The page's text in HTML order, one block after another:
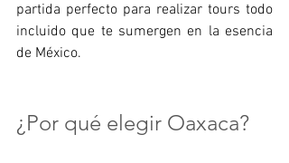
partida perfecto para realizar tours todo
incluido que te sumergen en la esencia
de México.
¿Por qué elegir Oaxaca?